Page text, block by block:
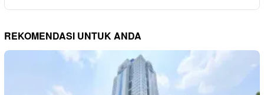
REKOMENDASI UNTUK ANDA